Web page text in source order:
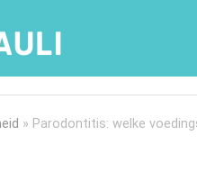
» Parodontitis: welke